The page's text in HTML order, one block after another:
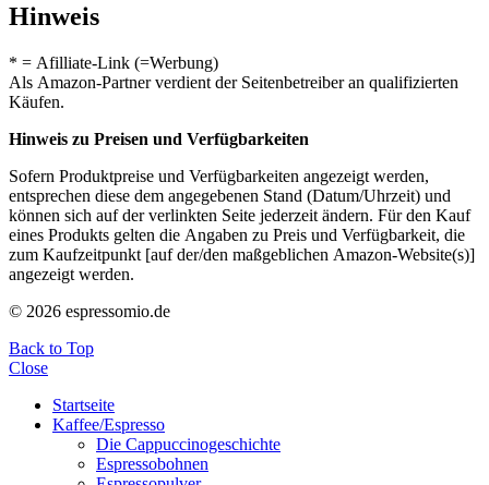
Hinweis
* = Afilliate-Link (=Werbung)
Als Amazon-Partner verdient der Seitenbetreiber an qualifizierten
Käufen.
Hinweis zu Preisen und Verfügbarkeiten
Sofern Produktpreise und Verfügbarkeiten angezeigt werden,
entsprechen diese dem angegebenen Stand (Datum/Uhrzeit) und
können sich auf der verlinkten Seite jederzeit ändern. Für den Kauf
eines Produkts gelten die Angaben zu Preis und Verfügbarkeit, die
zum Kaufzeitpunkt [auf der/den maßgeblichen Amazon-Website(s)]
angezeigt werden.
© 2026 espressomio.de
Back to Top
Close
Startseite
Kaffee/Espresso
Die Cappuccinogeschichte
Espressobohnen